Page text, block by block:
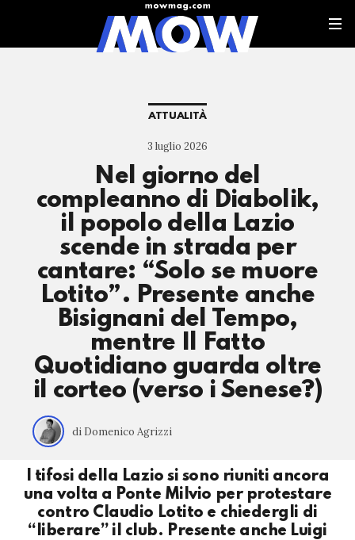
ATTUALITÀ
3 luglio 2026
Nel giorno del
compleanno di Diabolik,
il popolo della Lazio
scende in strada per
cantare: “Solo se muore
Lotito”. Presente anche
Bisignani del Tempo,
mentre Il Fatto
Quotidiano guarda oltre
il corteo (verso i Senese?)
di Domenico Agrizzi
I tifosi della Lazio si sono riuniti ancora
una volta a Ponte Milvio per protestare
contro Claudio Lotito e chiedergli di
“liberare” il club. Presente anche Luigi